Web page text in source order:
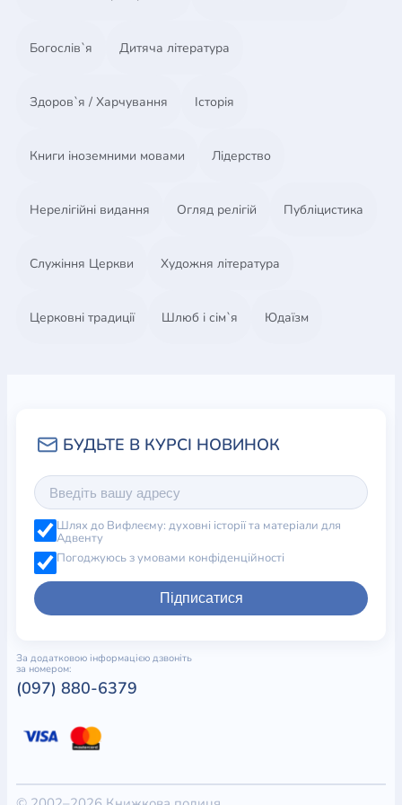
Богослів`я Дитяча література
Здоров`я / Харчування Історія
Книги іноземними мовами Лідерство
Нерелігійні видання Огляд релігій Публіцистика
Служіння Церкви Художня література
Церковні традиції Шлюб і сім`я Юдаїзм
Шлях до Вифлеєму: духовні історії та матеріали для
Адвенту
Погоджуюсь з умовами конфіденційності
Підписатися
За додатковою інформацією дзвоніть
за номером:
(097) 880-6379